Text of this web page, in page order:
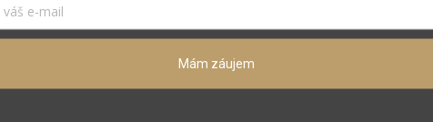
budete môcť dostávať zľavové kupóny a darčeky.
Vložením e-mailu súhlasíte spodmienkami ochrany osobných údajov
Mám záujem